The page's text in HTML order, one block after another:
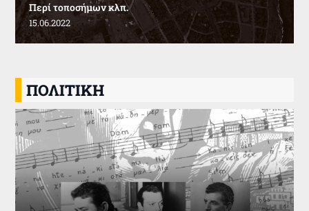
Περί τοποσήμων κλπ.
15.06.2022
ΠΟΛΙΤΙΚΗ